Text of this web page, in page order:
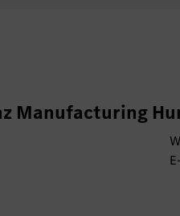
Manufacturing